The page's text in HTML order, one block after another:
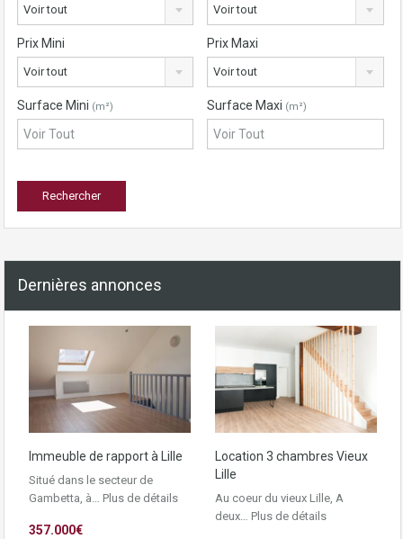
Voir tout Voir tout
Prix Mini
Voir tout
Prix Maxi
Voir tout
Surface Mini (m²) Surface Maxi (m²)
Dernières annonces
Immeuble de rapport à Lille
Situé dans le secteur de
Gambetta, à… Plus de détails
357.000€
Location 3 chambres Vieux
Lille
Au coeur du vieux Lille, A
deux… Plus de détails